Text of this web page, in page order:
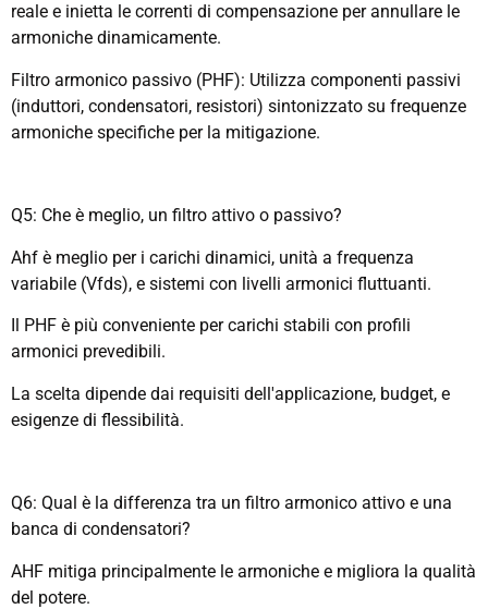
reale e inietta le correnti di compensazione per annullare le
armoniche dinamicamente.
Filtro armonico passivo (PHF): Utilizza componenti passivi
(induttori, condensatori, resistori) sintonizzato su frequenze
armoniche specifiche per la mitigazione.
Q5: Che è meglio, un filtro attivo o passivo?
Ahf è meglio per i carichi dinamici, unità a frequenza
variabile (Vfds), e sistemi con livelli armonici fluttuanti.
Il PHF è più conveniente per carichi stabili con profili
armonici prevedibili.
La scelta dipende dai requisiti dell'applicazione, budget, e
esigenze di flessibilità.
Q6: Qual è la differenza tra un filtro armonico attivo e una
banca di condensatori?
AHF mitiga principalmente le armoniche e migliora la qualità
del potere.